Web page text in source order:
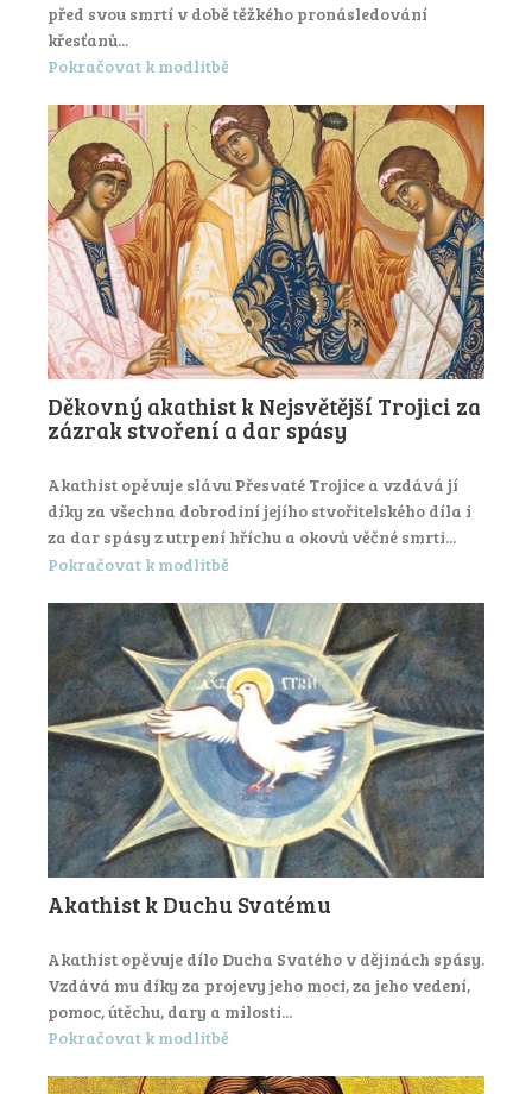
před svou smrtí v době těžkého pronásledování
křesťanů...
Pokračovat k modlitbě
Děkovný akathist k Nejsvětější Trojici za
zázrak stvoření a dar spásy
Akathist opěvuje slávu Přesvaté Trojice a vzdává jí
díky za všechna dobrodiní jejího stvořitelského díla i
za dar spásy z utrpení hříchu a okovů věčné smrti...
Pokračovat k modlitbě
Akathist k Duchu Svatému
Akathist opěvuje dílo Ducha Svatého v dějinách spásy.
Vzdává mu díky za projevy jeho moci, za jeho vedení,
pomoc, útěchu, dary a milosti...
Pokračovat k modlitbě